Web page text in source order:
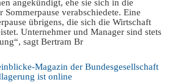
angekündigt, ehe sie sich in die
Sommerpause verabschiedete. Eine
übrigens, die sich die Wirtschaft
Unternehmer und Manager sind stets
sagt Bertram Br
Magazin der Bundesgesellschaft
ist online